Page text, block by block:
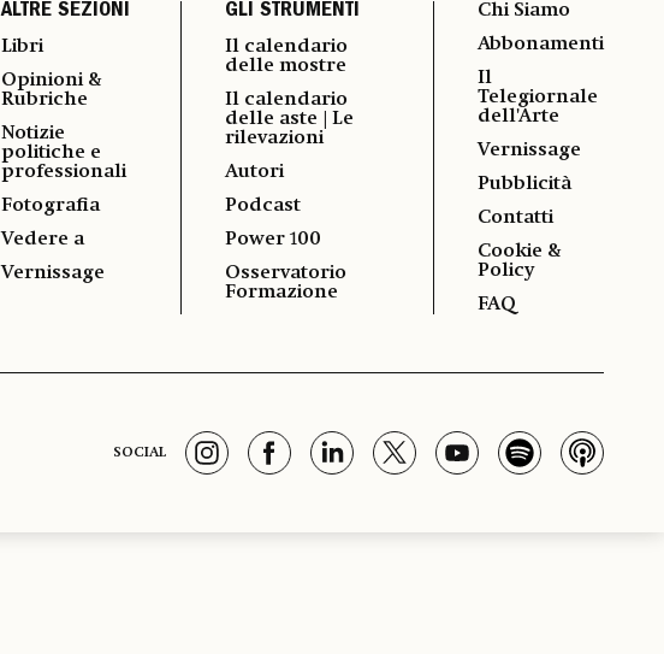
ALTRE SEZIONI
Libri
Opinioni &
Rubriche
Notizie
politiche e
professionali
Fotografia
Vedere a
Vernissage
GLI STRUMENTI
Il calendario
delle mostre
Il calendario
delle aste | Le
rilevazioni
Autori
Podcast
Power 100
Osservatorio
Formazione
Chi Siamo
Abbonamenti
Il
Telegiornale
dell'Arte
Vernissage
Pubblicità
Contatti
Cookie &
Policy
FAQ
SOCIAL